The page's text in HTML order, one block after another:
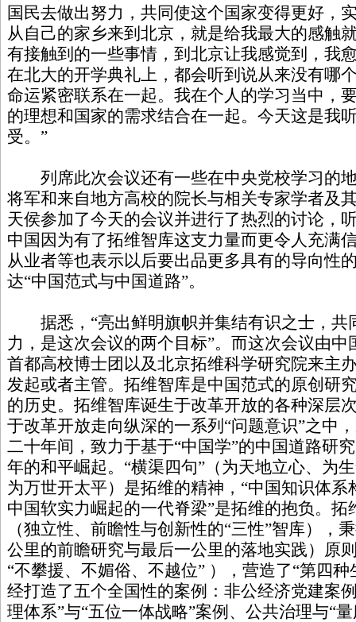
国民去做出努力，共同使这个国家变得更好，
从自己的家乡来到北京，就是给我最大的感触
有接触到的一些事情，到北京让我感觉到，我
在北大的开学典礼上，都会听到说从来没有哪
命运紧密联系在一起。我在个人的学习当中，
的理想和国家的需求结合在一起。今天这是我
受。”
列席此次会议还有一些在中央党校学习的
将军和来自地方高校的院长与相关专家学者及
天侯参加了今天的会议并进行了热烈的讨论，
中国因为有了拓维智库这支力量而更令人充满
从业者等也表示以后要出品更多具有的导向性
达“中国范式与中国道路”。
据悉，“亮出鲜明旗帜并集结有识之士，共
力，是这次会议的两个目标”。而这次会议由
首都高校博士团以及北京拓维科学研究院来主
发起或者主管。拓维智库是中国范式的原创研
的历史。拓维智库诞生于改革开放的各种深层
于改革开放走向纵深的一系列“问题意识”之中
二十年间，致力于基于“中国学”的中国道路研
年的和平崛起。“横渠四句”（为天地立心、为
为万世开太平）是拓维的精神，“中国知识体系
中国软实力崛起的一代脊梁”是拓维的抱负。
（独立性、前瞻性与创新性的“三性”智库），
公里的前瞻研究与最后一公里的落地实践）原
“不攀援、不媚俗、不越位” ），营造了“第四
经打造了五个全国性的案例：非公经济党建案
理体系”与“五位一体战略”案例、公共治理与“